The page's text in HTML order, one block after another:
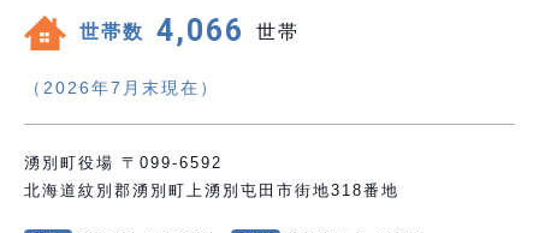
世帯数 4,066 世帯
（2026年7月末現在）
湧別町役場 〒099-6592
北海道紋別郡湧別町上湧別屯田市街地318番地